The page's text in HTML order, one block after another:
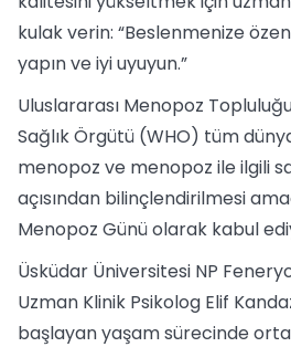
kulak verin: “Beslenmenize
yapın ve iyi uyuyun.”
Uluslararası Menopoz
Sağlık Örgütü (WHO) tüm
menopoz ve menopoz ile ilgili
açısından bilinçlendirilmesi
Menopoz Günü olarak kabul
Üsküdar Üniversitesi NP
Uzman Klinik Psikolog Elif
başlayan yaşam sürecinde